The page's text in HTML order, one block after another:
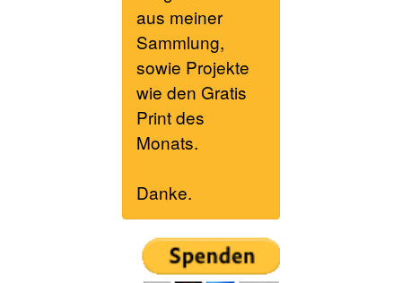
aus meiner
Sammlung,
sowie Projekte
wie den Gratis
Print des
Monats.
Danke.